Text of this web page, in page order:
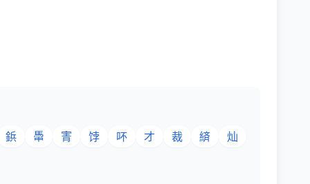
鋲 馽 寈 饽 吥 才 裁 緕 灿